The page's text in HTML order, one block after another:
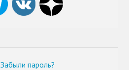
Забыли пароль?